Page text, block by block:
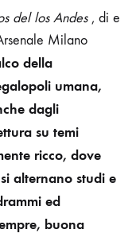
del los Andes , di e
Milano
della
umana,
dagli
su temi
ricco, dove
alternano studi e
ed
buona